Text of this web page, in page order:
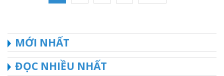
MỚI NHẤT
ĐỌC NHIỀU NHẤT